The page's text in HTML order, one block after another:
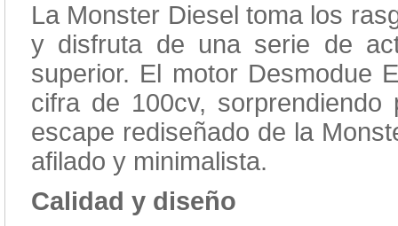
La Monster Diesel toma los
y disfruta de una serie de
superior. El motor Desmodue
cifra de 100cv,
escape rediseñado de la
afilado y minimalista.
Calidad y diseño